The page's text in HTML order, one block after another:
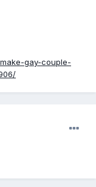
gay-couple-